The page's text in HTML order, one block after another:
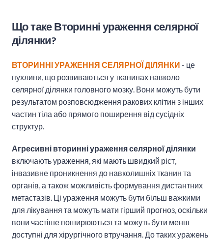
Що таке Вторинні ураження селярної
ділянки?
ВТОРИННІ УРАЖЕННЯ СЕЛЯРНОЇ ДІЛЯНКИ - це
пухлини, що розвиваються у тканинах навколо
селярної ділянки головного мозку. Вони можуть бути
результатом розповсюдження ракових клітин з інших
частин тіла або прямого поширення від сусідніх
структур.
Агресивні вторинні ураження селярної ділянки
включають ураження, які мають швидкий ріст,
інвазивне проникнення до навколишніх тканин та
органів, а також можливість формування дистантних
метастазів. Ці ураження можуть бути більш важкими
для лікування та можуть мати гірший прогноз, оскільки
вони частіше поширюються та можуть бути менш
доступні для хірургічного втручання. До таких уражень